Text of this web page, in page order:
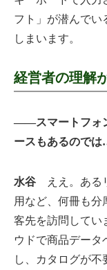
フト」が潜んでい
しまいます。
経営者の理解
――スマートフォ
ースもあるので
水谷 ええ。ある
用など、何冊も分
客先を訪問してい
ウドで商品データ
し、カタログが不